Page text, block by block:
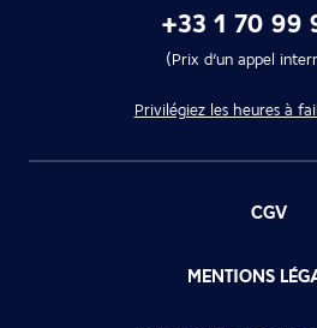
+33 1 70 99
(Prix d’un appel
Privilégiez les heures à
CGV
MENTIONS